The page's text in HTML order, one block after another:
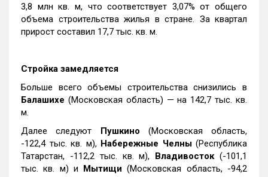
3,8 млн кв. м, что соответствует 3,07% от общего
объема строительства жилья в стране. За квартал
прирост составил 17,7 тыс. кв. м.
Стройка замедляется
Больше всего объемы строительства снизились в
Балашихе (Московская область) — на 142,7 тыс. кв.
м.
Далее следуют Пушкино (Московская область,
-122,4 тыс. кв. м), Набережные Челны(Республика
Татарстан, -112,2 тыс. кв. м), Владивосток(-101,1
тыс. кв. м) и Мытищи (Московская область, -94,2